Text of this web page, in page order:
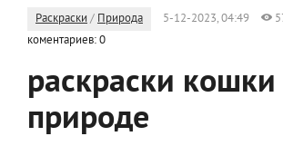
Раскраски / Природа 5-12-2023, 04:49
коментариев: 0
раскраски кошки
природе